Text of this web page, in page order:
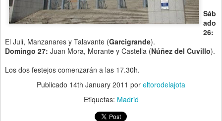
Sáb
ado
26:
El Juli, Manzanares y Talavante (Garcigrande).
Domingo 27: Juan Mora, Morante y Castella (Núñez del Cuvillo).
Los dos festejos comenzarán a las 17.30h.
Publicado 14th January 2011 por eltorodelajota
Etiquetas: Madrid